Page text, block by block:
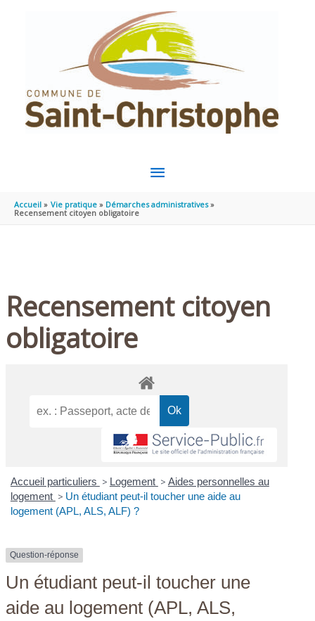
MENU
PRINCIPAL
Accueil Vie pratique
Démarches administratives
Recensement citoyen obligatoire
Recensement citoyen
obligatoire
Accueil particuliers > Logement > Aides personnelles au
logement > Un étudiant peut-il toucher une aide au
logement (APL, ALS, ALF) ?
Question-réponse
Un étudiant peut-il toucher une
aide au logement (APL, ALS,